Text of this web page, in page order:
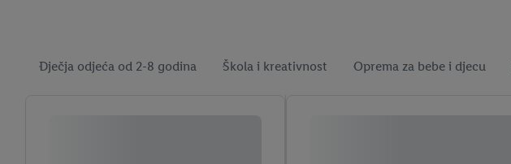
Dječja odjeća od 2-8 godina Škola i kreativnost Oprema za bebe i djecu